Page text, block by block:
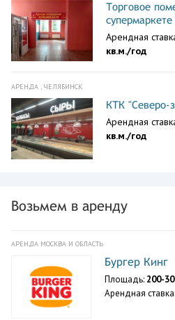
Торговое
Арендная
кв.м./год
АРЕНДА , ЧЕЛЯБИНСК
КТК "Северо-
Арендная
кв.м./год
Возьмем в аренду
АРЕНДА МОСКВА И ОБЛАСТЬ
Бургер Кинг
Площадь: 200-
Арендная ставка: